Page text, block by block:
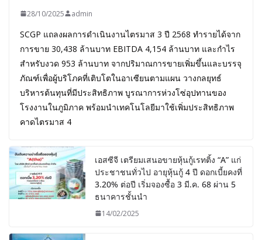
28/10/2025 admin
SCGP แถลงผลการดำเนินงานไตรมาส 3 ปี 2568 ทำรายได้จาก
การขาย 30,438 ล้านบาท EBITDA 4,154 ล้านบาท และกำไร
สำหรับงวด 953 ล้านบาท จากปริมาณการขายเพิ่มขึ้นและบรรจุ
ภัณฑ์เพื่อผู้บริโภคที่เติบโตในอาเซียนตามแผน วางกลยุทธ์
บริหารต้นทุนที่มีประสิทธิภาพ บูรณาการห่วงโซ่อุปทานของ
โรงงานในภูมิภาค พร้อมนำเทคโนโลยีมาใช้เพิ่มประสิทธิภาพ
คาดไตรมาส 4
เอสซีจี เตรียมเสนอขายหุ้นกู้เรทติ้ง “A” แก่
ประชาชนทั่วไป อายุหุ้นกู้ 4 ปี ดอกเบี้ยคงที่
3.20% ต่อปี เริ่มจองซื้อ 3 มี.ค. 68 ผ่าน 5
ธนาคารชั้นนำ
14/02/2025